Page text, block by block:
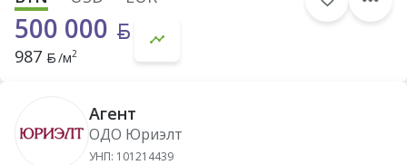
500 000
987 /м2
Агент
ОДО Юриэлт
УНП: 101214439